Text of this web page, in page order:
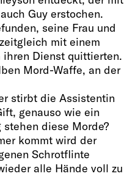
Guy erstochen.
seine Frau und
mit einem
ihren Dienst quittierten.
Mord-Waffe, an der
stirbt die Assistentin
genauso wie ein
diese Morde?
kommt wird der
Schrotflinte
alle Hände voll zu